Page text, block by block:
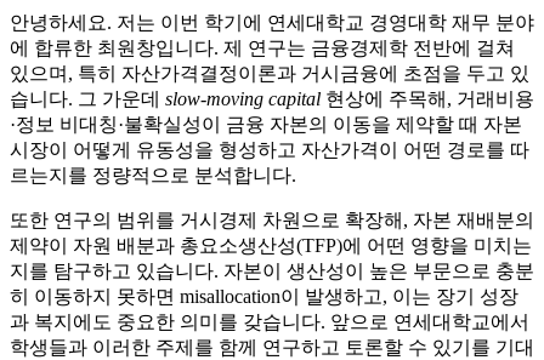
안녕하세요. 저는 이번 학기에 연세대학교 경영대학 재무 분야
에 합류한 최원창입니다. 제 연구는 금융경제학 전반에 걸쳐
있으며, 특히 자산가격결정이론과 거시금융에 초점을 두고 있
습니다. 그 가운데 slow-moving capital 현상에 주목해, 거래비용
·정보 비대칭·불확실성이 금융 자본의 이동을 제약할 때 자본
시장이 어떻게 유동성을 형성하고 자산가격이 어떤 경로를 따
르는지를 정량적으로 분석합니다.
또한 연구의 범위를 거시경제 차원으로 확장해, 자본 재배분의
제약이 자원 배분과 총요소생산성(TFP)에 어떤 영향을 미치는
지를 탐구하고 있습니다. 자본이 생산성이 높은 부문으로 충분
히 이동하지 못하면 misallocation이 발생하고, 이는 장기 성장
과 복지에도 중요한 의미를 갖습니다. 앞으로 연세대학교에서
학생들과 이러한 주제를 함께 연구하고 토론할 수 있기를 기대